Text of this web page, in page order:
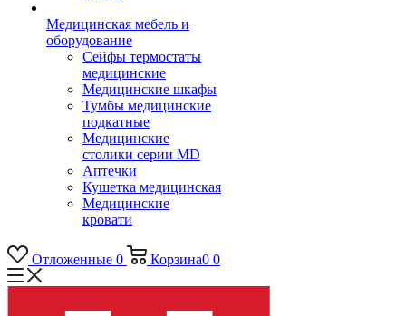
Медицинская мебель и
оборудование
Сейфы термостаты
медицинские
Медицинские шкафы
Тумбы медицинские
подкатные
Медицинские
столики серии MD
Аптечки
Кушетка медицинская
Медицинские
кровати
Отложенные 0 Корзина0 0